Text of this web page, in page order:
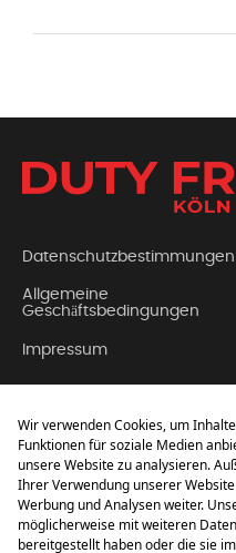
Datenschutzbestimmungen
Allgemeine
Geschäftsbedingungen
Impressum
Über Uns
FAQ (Häufig gestellte
Fragen)